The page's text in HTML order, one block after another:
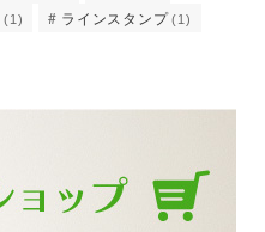
(1) ラインスタンプ (1)